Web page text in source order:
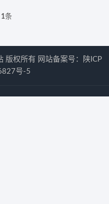
1条
权所有 网站备案号：
陕ICP
号-5